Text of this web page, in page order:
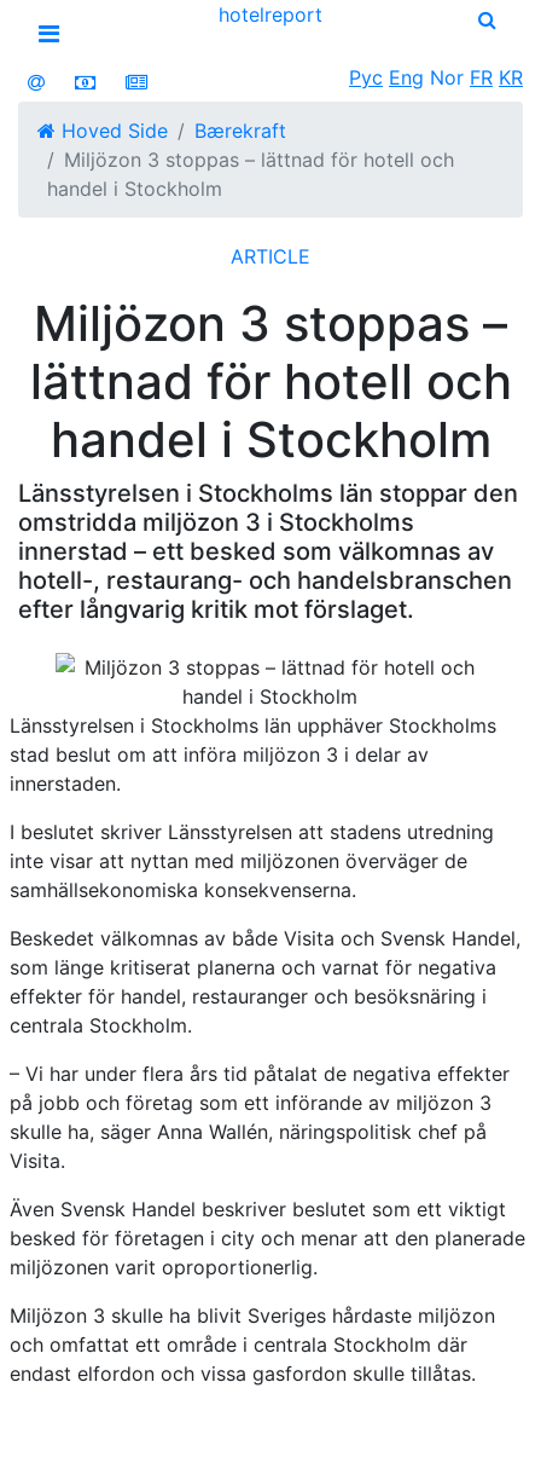
Open menu
hotelreport
Рус Eng Nor FR KR
Hoved Side
Bærekraft
Miljözon 3 stoppas – lättnad för hotell och
handel i Stockholm
ARTICLE
Miljözon 3 stoppas –
lättnad för hotell och
handel i Stockholm
Länsstyrelsen i Stockholms län stoppar den
omstridda miljözon 3 i Stockholms
innerstad – ett besked som välkomnas av
hotell-, restaurang- och handelsbranschen
efter långvarig kritik mot förslaget.
Länsstyrelsen i Stockholms län upphäver Stockholms
stad beslut om att införa miljözon 3 i delar av
innerstaden.
I beslutet skriver Länsstyrelsen att stadens utredning
inte visar att nyttan med miljözonen överväger de
samhällsekonomiska konsekvenserna.
Beskedet välkomnas av både Visita och Svensk Handel,
som länge kritiserat planerna och varnat för negativa
effekter för handel, restauranger och besöksnäring i
centrala Stockholm.
– Vi har under flera års tid påtalat de negativa effekter
på jobb och företag som ett införande av miljözon 3
skulle ha, säger Anna Wallén, näringspolitisk chef på
Visita.
Även Svensk Handel beskriver beslutet som ett viktigt
besked för företagen i city och menar att den planerade
miljözonen varit oproportionerlig.
Miljözon 3 skulle ha blivit Sveriges hårdaste miljözon
och omfattat ett område i centrala Stockholm där
endast elfordon och vissa gasfordon skulle tillåtas.